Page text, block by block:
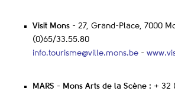
Visit Mons - 27, Grand-Place, 7000
(0)65/33.55.80
info.tourisme@ville.mons.be -
MARS - Mons Arts de la Scène : + 32